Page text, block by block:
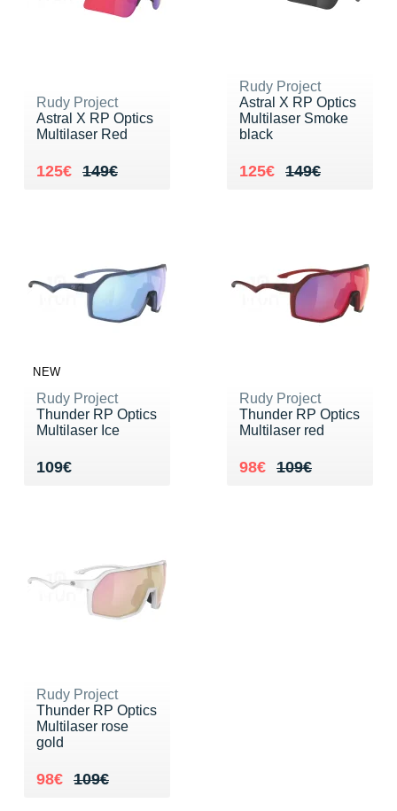
Rudy Project
Astral X RP Optics
Multilaser Red
149€
Au lieu de 149€
125€
Vendu 125€
Rudy Project
Astral X RP Optics
Multilaser Smoke
black
149€
Au lieu de 149€
125€
Vendu 125€
NEW
Rudy Project
Thunder RP Optics
Multilaser Ice
109€
Vendu 109€
Rudy Project
Thunder RP Optics
Multilaser red
109€
Au lieu de 109€
98€
Vendu 98€
Rudy Project
Thunder RP Optics
Multilaser rose
gold
109€
Au lieu de 109€
98€
Vendu 98€